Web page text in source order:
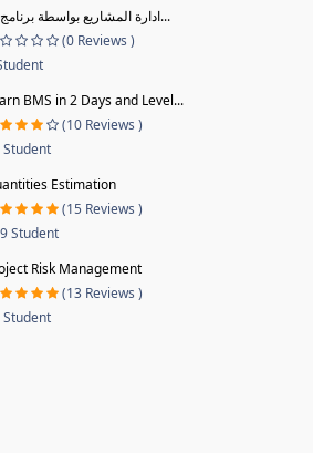
ادارة المشاريع بواسطة برنامج ب...
(0 Reviews )
BMS in 2 Days and Level...
(10 Reviews )
Student
Estimation
(15 Reviews )
Student
Risk Management
(13 Reviews )
Student